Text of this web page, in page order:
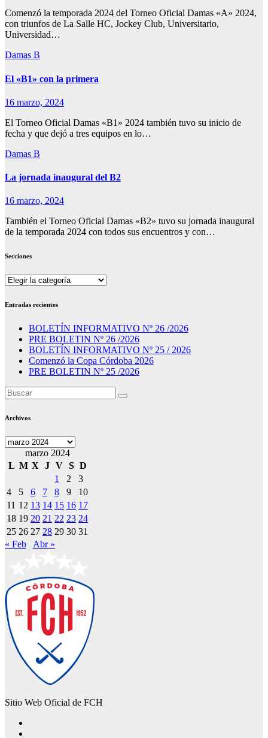
Comenzó la temporada 2024 del Torneo Oficial Damas «A» 2024,
con triunfos de La Salle HC, Jockey Club, Universitario,
Universidad…
Damas B
El «B1» con la primera
16 marzo, 2024
El Torneo Oficial Damas «B1» 2024 también tuvo su inicio de
fecha y que dejó a tres equipos en lo…
Damas B
La jornada inaugural del B2
16 marzo, 2024
También el Torneo Oficial Damas «B2» tuvo su jornada inaugural
de la temporada 2024 con todos sus encuentros y con…
Secciones
Secciones
Entradas recientes
BOLETÍN INFORMATIVO Nº 26 /2026
PRE BOLETIN Nº 26 /2026
BOLETÍN INFORMATIVO Nº 25 / 2026
Comenzó la Copa Córdoba 2026
PRE BOLETIN Nº 25 /2026
Archivos
Archivos
marzo 2024
L M X J V S D
1
2
3
4
5 6 7 8 9
10
11 12 13 14 15 16 17
18 19 20 21 22 23 24
25 26 27 28 29 30 31
« Feb
Abr »
Sitio Web Oficial de FCH